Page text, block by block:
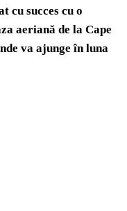
cu succes cu o
aeriană de la Cape
va ajunge în luna